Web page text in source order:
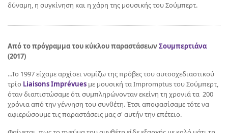
δύναμη, η συγκίνηση και η χάρη της μουσικής του Σούμπερτ.
Από το πρόγραμμα του κύκλου παραστάσεωνΣουμπερτιάνα
(2017)
...Το 1997 είχαμε αρχίσει νομίζω της πρόβες του αυτοσχεδιαστικού
τρίο Liaisons Imprévues με μουσική τα Impromptus του Σούμπερτ,
όταν διαπιστώσαμε ότι συμπληρώνονταν εκείνη τη χρονιά τα 200
χρόνια από την γέννηση του συνθέτη. Έτσι αποφασίσαμε τότε να
αφιερώσουμε τις παραστάσεις μας σ' αυτήν την επέτειο.